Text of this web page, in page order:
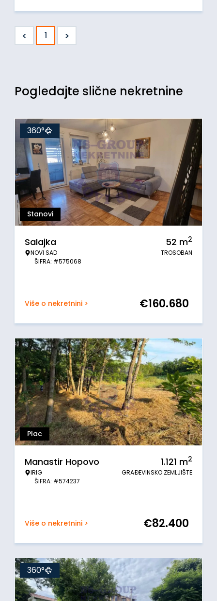
< 1 >
Pogledajte slične nekretnine
Stanovi
360°
Salajka
NOVI SAD
ŠIFRA: #575068
52 m2
TROSOBAN
Više o nekretnini > €160.680
Plac
Manastir Hopovo
IRIG
ŠIFRA: #574237
1.121 m2
GRAĐEVINSKO ZEMLJIŠTE
Više o nekretnini > €82.400
360°